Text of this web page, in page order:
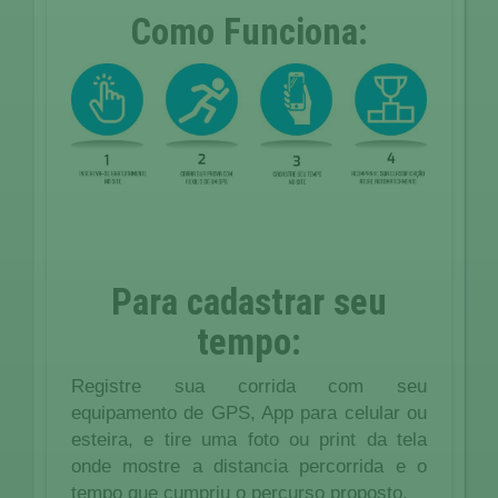
Como Funciona:
Para cadastrar seu
tempo:
Registre sua corrida com seu
equipamento de GPS, App para celular ou
esteira, e tire uma foto ou print da tela
onde mostre a distancia percorrida e o
tempo que cumpriu o percurso proposto.